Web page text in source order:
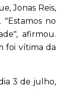
Jonas Reis,
no
afirmou.
foi vítima da
3 de julho,